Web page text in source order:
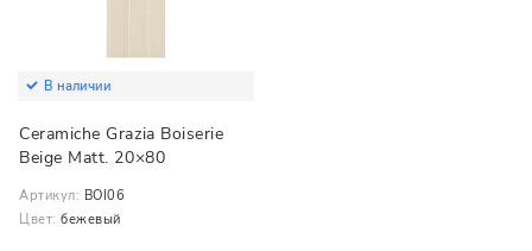
В наличии
Ceramiche Grazia Boiserie
Beige Matt. 20×80
Артикул: BOI06
Цвет: бежевый